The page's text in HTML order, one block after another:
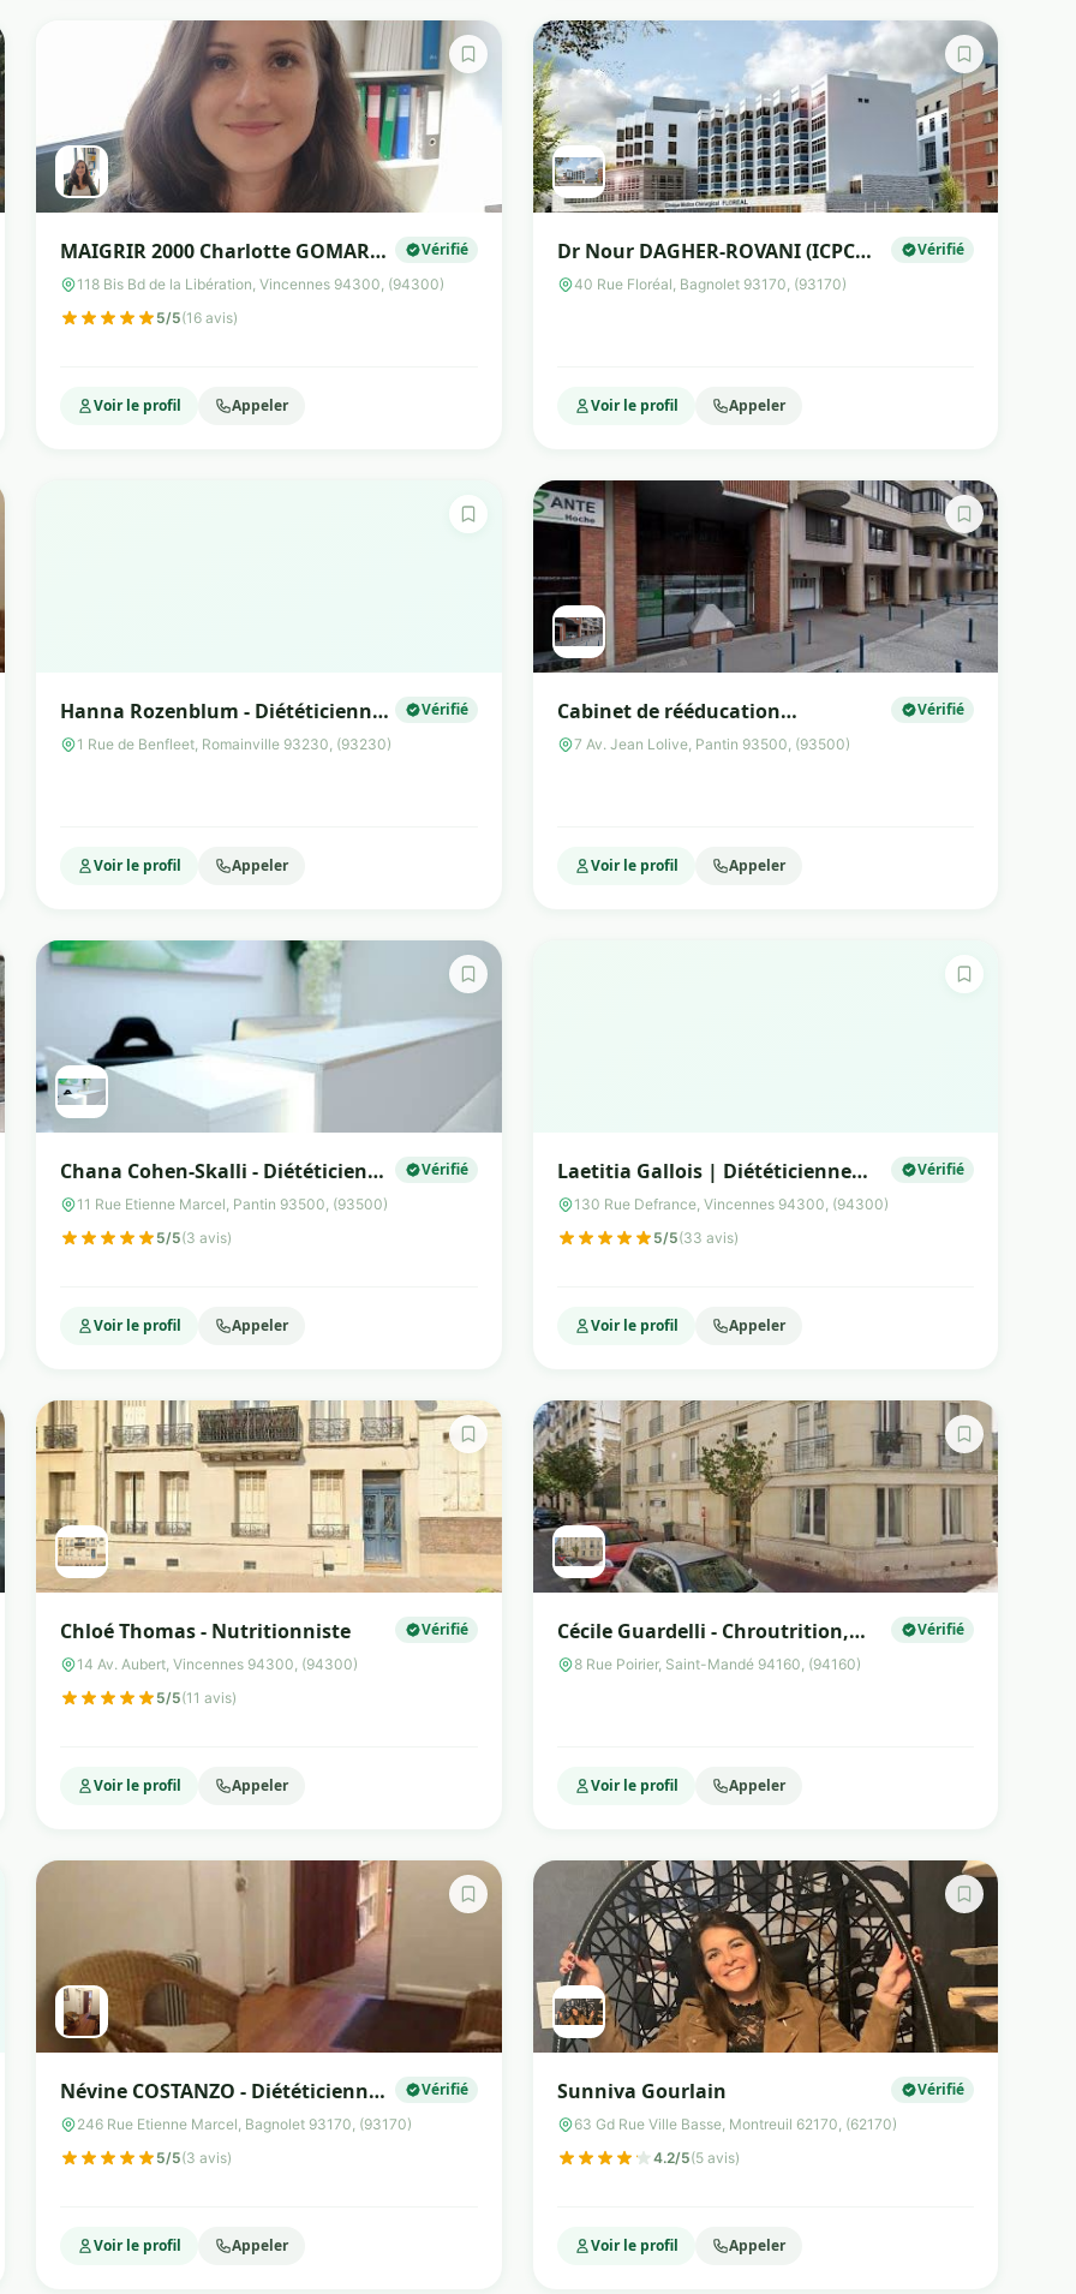
MAIGRIR 2000 Charlotte GOMARD
diététicienne nutritionniste
Vérifié
118 Bis Bd de la Libération, Vincennes 94300, (94300)
5/5(16 avis)
Voir le profil Appeler
Dr Nour DAGHER-ROVANI (ICPC
Floréal)
Vérifié
40 Rue Floréal, Bagnolet 93170, (93170)
Voir le profil Appeler
Hanna Rozenblum - Diététicienne
Nutritionniste
Vérifié
1 Rue de Benfleet, Romainville 93230, (93230)
Voir le profil Appeler
Cabinet de rééducation
nutritionelle
Vérifié
7 Av. Jean Lolive, Pantin 93500, (93500)
Voir le profil Appeler
Chana Cohen-Skalli - Diététicienne
Nutritionniste
Vérifié
11 Rue Etienne Marcel, Pantin 93500, (93500)
5/5(3 avis)
Voir le profil Appeler
Laetitia Gallois | Diététicienne
nutritionniste - Cryolipolyse et E-
sculpt à Vincennes
Vérifié
130 Rue Defrance, Vincennes 94300, (94300)
5/5(33 avis)
Voir le profil Appeler
Chloé Thomas - Nutritionniste Vérifié
14 Av. Aubert, Vincennes 94300, (94300)
5/5(11 avis)
Voir le profil Appeler
Cécile Guardelli - Chroutrition,
EMDR et coaching emotionnel
Vérifié
8 Rue Poirier, Saint-Mandé 94160, (94160)
Voir le profil Appeler
Névine COSTANZO - Diététicienne
Nutrionniste Bagnolet
Vérifié
246 Rue Etienne Marcel, Bagnolet 93170, (93170)
5/5(3 avis)
Voir le profil Appeler
Sunniva Gourlain Vérifié
63 Gd Rue Ville Basse, Montreuil 62170, (62170)
4.2/5(5 avis)
Voir le profil Appeler